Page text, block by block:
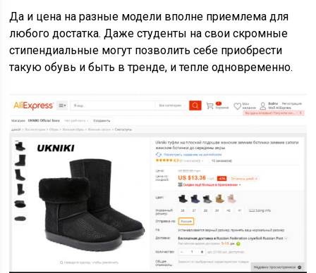
Да и цена на разные модели вполне приемлема для
любого достатка. Даже студенты на свои скромные
стипендиальные могут позволить себе приобрести
такую обувь и быть в тренде, и тепле одновременно.